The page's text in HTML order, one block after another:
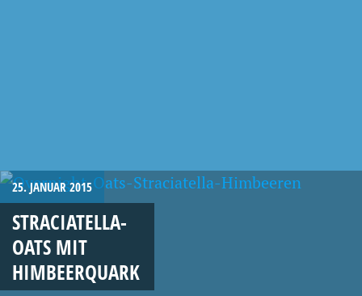
25. JANUAR 2015
STRACIATELLA-
OATS MIT
HIMBEERQUARK